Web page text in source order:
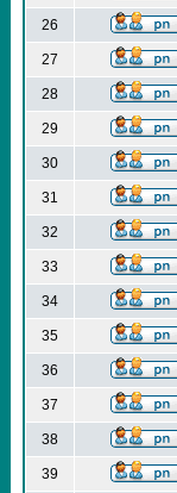
26
27
28
29
30
31
32
33
34
35
36
37
38
39